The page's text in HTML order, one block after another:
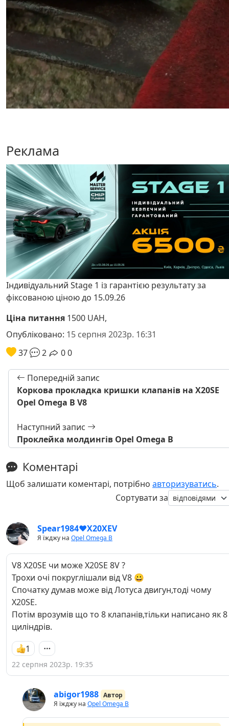
Реклама
Індивідуальний Stage 1 із гарантією результату за
фіксованою ціною до 15.09.26
Ціна питання 1500 UAH,
Опубліковано: 15 серпня 2023р. 16:31
37
2 00
Попередній запис
Коркова прокладка кришки клапанів на X20SE
Opel Omega B V8
Наступний запис
Проклейка молдингів Opel Omega B
Коментарі
Щоб залишати коментарі, потрібно авторизуватись.
Сортувати за
Spear1984❤X20XEV
Я їжджу на Opel Omega B
V8 X20SE чи може X20SE 8V ?
Трохи очі покруглішали від V8 😀
Спочатку думав може від Лотуса двигун,тоді чому
X20SE.
Потім врозумів що то 8 клапанів,тільки написано як 8
циліндрів.
1
22 серпня 2023р. 19:35
abigor1988 Автор
Я їжджу на Opel Omega B